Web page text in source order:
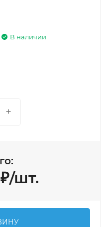
В наличии
₽/шт.